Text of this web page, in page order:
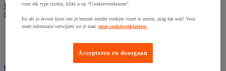
Koelapparatuur
Bekijk de hele productgroep
Vitrine en koelapparatuur
Oven en kooktoestel
voor elk type cookie, klikt u op "Cookievoorkeuren".
En als je ervoor kiest om je bezoek zonder cookies voort te zetten, mag dat ook! Voor
meer informatie verwijzen we je naar onze cookieverklaring.
Accepteren en doorgaan